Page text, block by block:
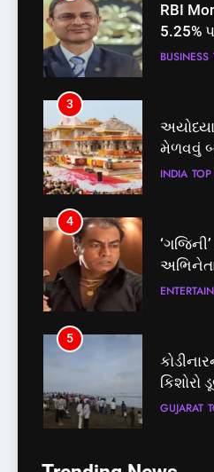
RBI
5.25%
BUSINESS
3
મેળવવું
તત્કાલ
INDIA
4
વર્ષની
5
કિશોરો
લાપતા
GUJARAT